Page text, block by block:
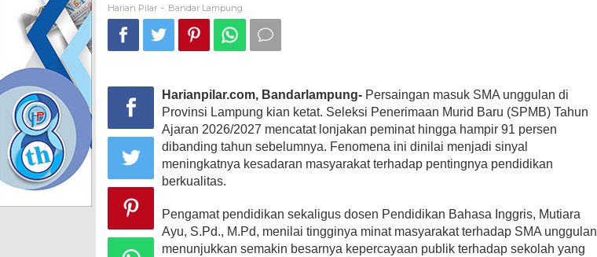
Harian Pilar - Bandar Lampung
Harianpilar.com, Bandarlampung- Persaingan masuk SMA unggulan di
Provinsi Lampung kian ketat. Seleksi Penerimaan Murid Baru (SPMB) Tahun
Ajaran 2026/2027 mencatat lonjakan peminat hingga hampir 91 persen
dibanding tahun sebelumnya. Fenomena ini dinilai menjadi sinyal
meningkatnya kesadaran masyarakat terhadap pentingnya pendidikan
berkualitas.
Pengamat pendidikan sekaligus dosen Pendidikan Bahasa Inggris, Mutiara
Ayu, S.Pd., M.Pd, menilai tingginya minat masyarakat terhadap SMA unggulan
menunjukkan semakin besarnya kepercayaan publik terhadap sekolah yang